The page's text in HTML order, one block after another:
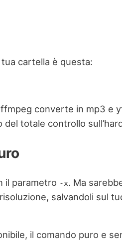
cartella è questa:
converte in mp3 e
totale controllo
il parametro -x. Ma
salvandoli sul
il comando puro e